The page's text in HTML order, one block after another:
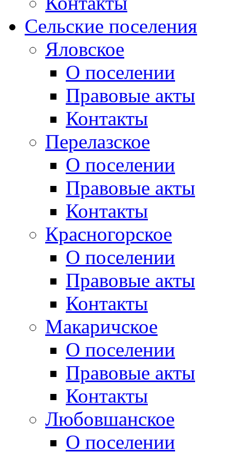
Сельские поселения
Яловское
О поселении
Правовые акты
Контакты
Перелазское
О поселении
Правовые акты
Контакты
Красногорское
О поселении
Правовые акты
Контакты
Макаричское
О поселении
Правовые акты
Контакты
Любовшанское
О поселении